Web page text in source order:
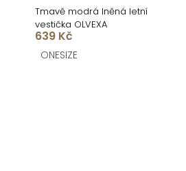
Tmavě modrá lněná letní
vestička OLVEXA
639 Kč
ONESIZE